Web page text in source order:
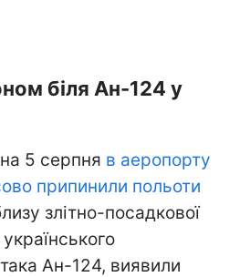
біля Ан-124 у
5 серпня в аеропорту
припинили польоти
злітно-посадкової
Ан-124, виявили